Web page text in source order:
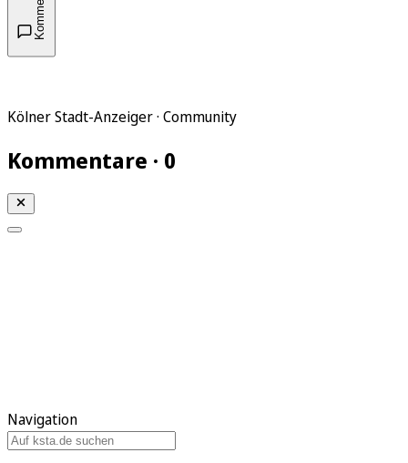
Kölner Stadt-Anzeiger · Community
Kommentare · 0
Navigation